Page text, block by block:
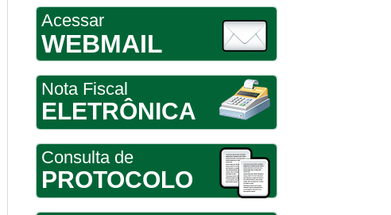
Acessar
WEBMAIL
Nota Fiscal
ELETRÔNICA
Consulta de
PROTOCOLO